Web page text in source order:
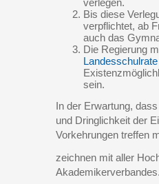
verlegen.
Bis diese
verpflichtet, ab
auch das
Die Regierung
Landesschulrate
sein.
In der Erwartung,
und Dringlichkeit der
Vorkehrungen treffen
zeichnen mit aller